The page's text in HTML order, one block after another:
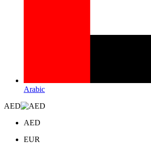
Arabic
AED
AED
EUR